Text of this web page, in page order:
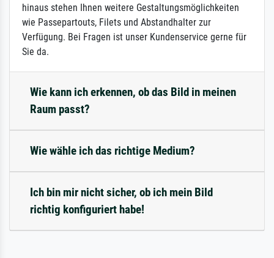
hinaus stehen Ihnen weitere Gestaltungsmöglichkeiten
wie Passepartouts, Filets und Abstandhalter zur
Verfügung. Bei Fragen ist unser Kundenservice gerne für
Sie da.
Wie kann ich erkennen, ob das Bild in meinen
Raum passt?
Wie wähle ich das richtige Medium?
Ich bin mir nicht sicher, ob ich mein Bild
richtig konfiguriert habe!